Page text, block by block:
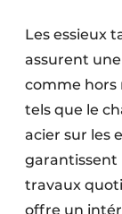
Les essieux
assurent
comme hors
tels que le
acier sur les
garantissent
travaux
offre un